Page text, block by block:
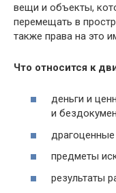
вещи и объекты,
перемещать в
также права на это
Что относится к
деньги и
и
предметы
результаты